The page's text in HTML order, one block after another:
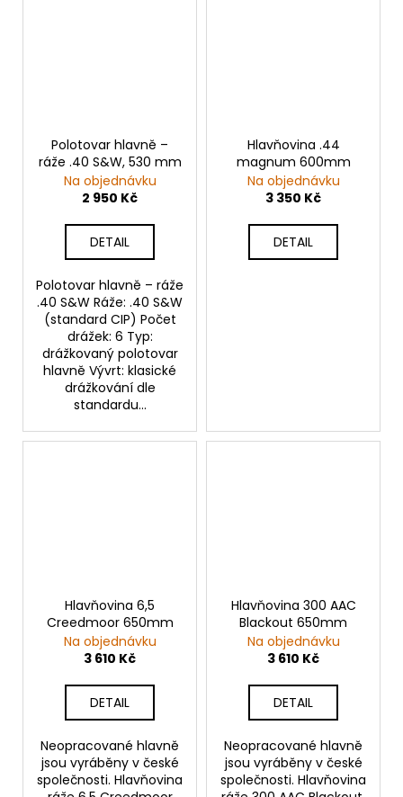
Polotovar hlavně –
ráže .40 S&W, 530 mm
Na objednávku
2 950 Kč
DETAIL
Polotovar hlavně – ráže
.40 S&W Ráže: .40 S&W
(standard CIP) Počet
drážek: 6 Typ:
drážkovaný polotovar
hlavně Vývrt: klasické
drážkování dle
standardu...
Hlavňovina .44
magnum 600mm
Na objednávku
3 350 Kč
DETAIL
Hlavňovina 6,5
Creedmoor 650mm
Na objednávku
3 610 Kč
DETAIL
Neopracované hlavně
jsou vyráběny v české
společnosti. Hlavňovina
Hlavňovina 300 AAC
Blackout 650mm
Na objednávku
3 610 Kč
DETAIL
Neopracované hlavně
jsou vyráběny v české
společnosti. Hlavňovina